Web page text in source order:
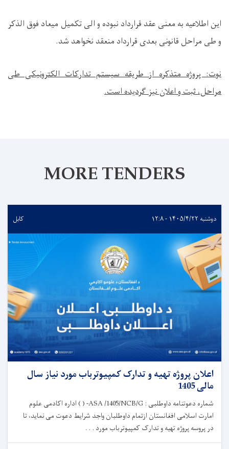
این اطلاعیه به معنی عقد قرارداد نبوده و الی تکمیل میعاد فوق الذکر
و طی مراحل قانونی بعدی قرارداد منعقد نخواهد شد.
نوت: پروژه متذکره از طریقه سیستم تدارکات الکترونیکی طی
مراحل، ثبت و اعلان نیز گردیده است.
MORE TENDERS
دوشنبه ۱۴۰۵/۴/۲۲ - ۱۲:۸ کابل
اعلان پروژه تهیه و تدارک کمپیوترباب مورد نیاز سال
مالی 1405
شماره دعوتنامه داوطلبی : ASA /1405/NCB/G- ( ) اداره اکادمی علوم
امارت اسلامی افغانستان ازتمام داوطلبان واجد شرایط دعوت می نماید، تا
در پروسه پروژه تهیه و تدارک کمپیوترباب مورد . . .